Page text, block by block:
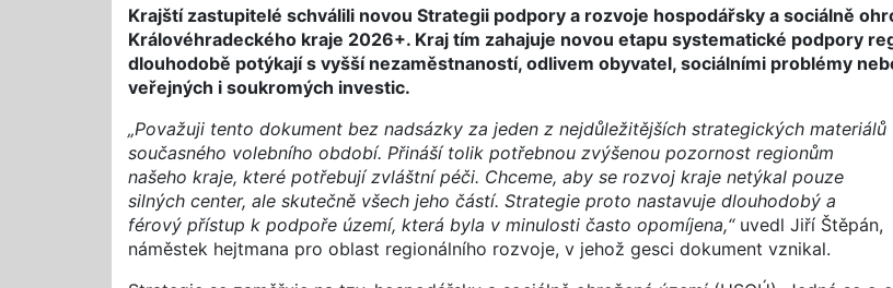
Krajští zastupitelé schválili novou Strategii podpory a rozvoje hospodářsky a sociálně
Královéhradeckého kraje 2026+. Kraj tím zahajuje novou etapu systematické podpory
dlouhodobě potýkají s vyšší nezaměstnaností, odlivem obyvatel, sociálními problémy
veřejných i soukromých investic.
„Považuji tento dokument bez nadsázky za jeden z nejdůležitějších strategických materiálů
současného volebního období. Přináší tolik potřebnou zvýšenou pozornost regionům
našeho kraje, které potřebují zvláštní péči. Chceme, aby se rozvoj kraje netýkal pouze
silných center, ale skutečně všech jeho částí. Strategie proto nastavuje dlouhodobý a
férový přístup k podpoře území, která byla v minulosti často opomíjena,“uvedl Jiří Štěpán,
náměstek hejtmana pro oblast regionálního rozvoje, v jehož gesci dokument vznikal.